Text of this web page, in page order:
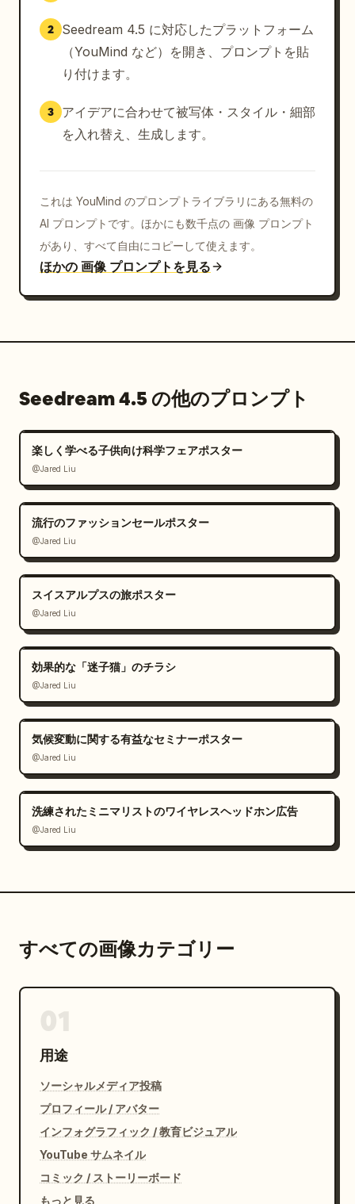
2
Seedream 4.5 に対応したプラットフォーム
（YouMind など）を開き、プロンプトを貼
り付けます。
3
アイデアに合わせて被写体・スタイル・細部
を入れ替え、生成します。
これは YouMind のプロンプトライブラリにある無料の
AI プロンプトです。ほかにも数千点の 画像 プロンプト
があり、すべて自由にコピーして使えます。
ほかの 画像 プロンプトを見る
Seedream 4.5 の他のプロンプト
楽しく学べる子供向け科学フェアポスター
@Jared Liu
流行のファッションセールポスター
@Jared Liu
スイスアルプスの旅ポスター
@Jared Liu
効果的な「迷子猫」のチラシ
@Jared Liu
気候変動に関する有益なセミナーポスター
@Jared Liu
洗練されたミニマリストのワイヤレスヘッドホン広告
@Jared Liu
すべての画像カテゴリー
用途
ソーシャルメディア投稿
プロフィール / アバター
インフォグラフィック / 教育ビジュアル
YouTube サムネイル
コミック / ストーリーボード
もっと見る